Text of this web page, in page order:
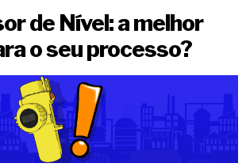
de Nível: a melhor
o seu processo?